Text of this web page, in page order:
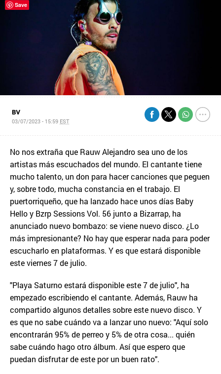
BV
03/07/2023 - 15:59 EST
No nos extraña que Rauw Alejandro sea uno de los
artistas más escuchados del mundo. El cantante tiene
mucho talento, un don para hacer canciones que peguen
y, sobre todo, mucha constancia en el trabajo. El
puertorriqueño, que ha lanzado hace unos días Baby
Hello y Bzrp Sessions Vol. 56 junto a Bizarrap, ha
anunciado nuevo bombazo: se viene nuevo disco. ¿Lo
más impresionante? No hay que esperar nada para poder
escucharlo en plataformas. Y es que estará disponible
este viernes 7 de julio.
"Playa Saturno estará disponible este 7 de julio", ha
empezado escribiendo el cantante. Además, Rauw ha
compartido algunos detalles sobre este nuevo disco. Y
es que no sabe cuándo va a lanzar uno nuevo: "Aquí solo
encontrarán 95% de perreo y 5% de otra cosa... quién
sabe cuándo hago otro álbum. Así que espero que
puedan disfrutar de este por un buen rato".
Save